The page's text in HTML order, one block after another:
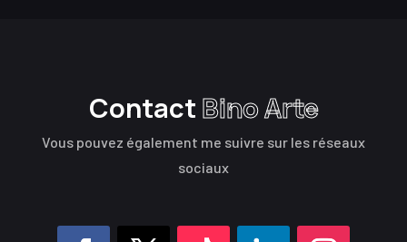
Contact Bino Arte
Vous pouvez également me suivre sur les réseaux
sociaux